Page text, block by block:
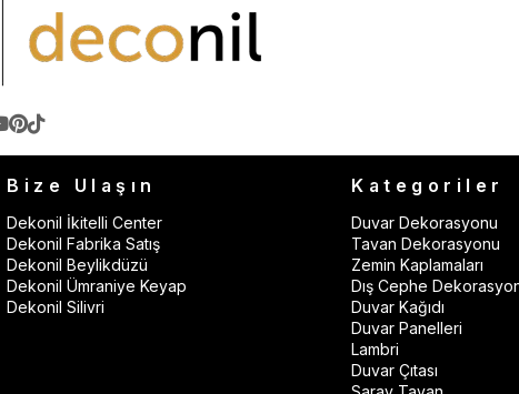
Bize Ulaşın
Dekonil İkitelli Center
Dekonil Fabrika Satış
Dekonil Beylikdüzü
Dekonil Ümraniye Keyap
Dekonil Silivri
Kategoriler
Duvar Dekorasyonu
Tavan Dekorasyonu
Zemin Kaplamaları
Dış Cephe
Duvar Kağıdı
Duvar Panelleri
Lambri
Duvar Çıtası